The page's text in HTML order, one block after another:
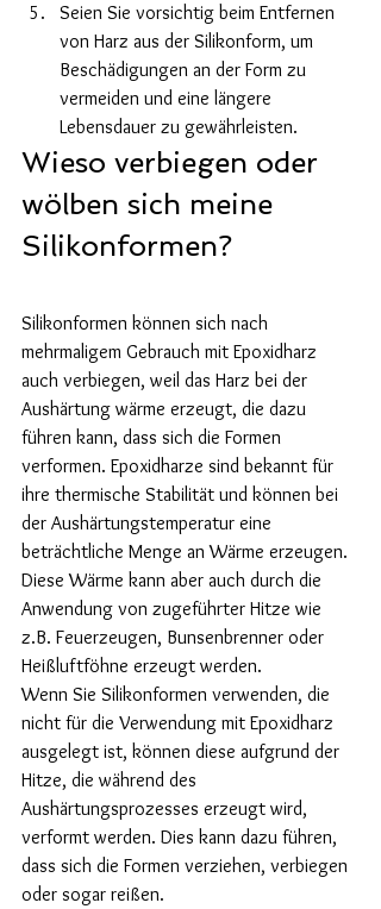
Seien Sie vorsichtig beim Entfernen
von Harz aus der Silikonform, um
Beschädigungen an der Form zu
vermeiden und eine längere
Lebensdauer zu gewährleisten.
Wieso verbiegen oder
wölben sich meine
Silikonformen?
Silikonformen können sich nach
mehrmaligem Gebrauch mit Epoxidharz
auch verbiegen, weil das Harz bei der
Aushärtung wärme erzeugt, die dazu
führen kann, dass sich die Formen
verformen. Epoxidharze sind bekannt für
ihre thermische Stabilität und können bei
der Aushärtungstemperatur eine
beträchtliche Menge an Wärme erzeugen.
Diese Wärme kann aber auch durch die
Anwendung von zugeführter Hitze wie
z.B. Feuerzeugen, Bunsenbrenner oder
Heißluftföhne erzeugt werden.
Wenn Sie Silikonformen verwenden, die
nicht für die Verwendung mit Epoxidharz
ausgelegt ist, können diese aufgrund der
Hitze, die während des
Aushärtungsprozesses erzeugt wird,
verformt werden. Dies kann dazu führen,
dass sich die Formen verziehen, verbiegen
oder sogar reißen.